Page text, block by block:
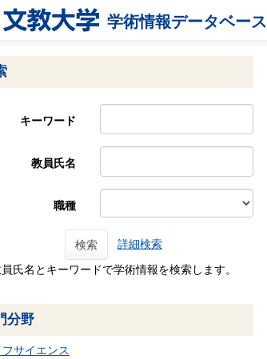
学術情報データベース
キーワード
教員氏名
職種
検索 詳細検索
氏名とキーワードで学術情報を検索します。
分野
フサイエンス